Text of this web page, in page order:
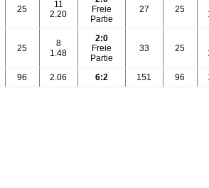
25
11
2.20
Freie
Partie
27 25
25
8
1.48
2:0
Freie
Partie
33 25
96 2.06 6:2 151 96